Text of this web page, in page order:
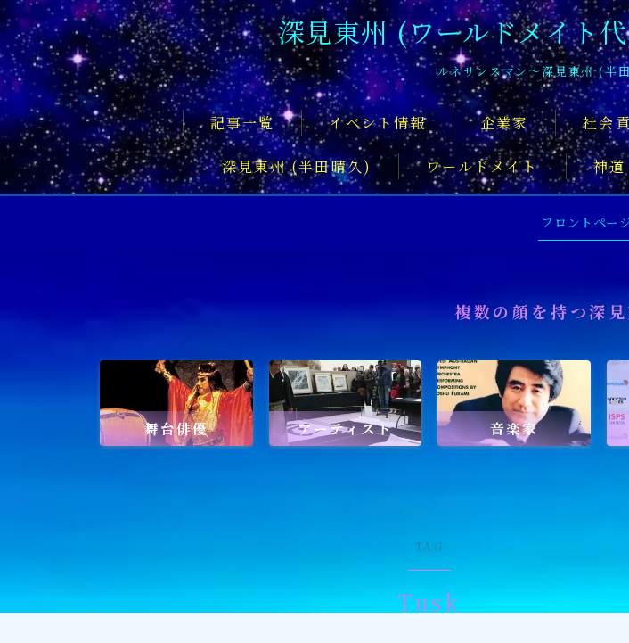
深見東州 (ワールドメイト
ルネサンスマン〜深見東州 (半
記事一覧 イベント情報 企業家 社会
深見東州 (半田晴久) ワールドメイト 神
フロントページ
文化・芸術活動
社会貢献 社会貢献
深見東州氏につい
舞台俳優 アーティスト
ワールドメイトを
ワールド
フロントペー
複数の顔を持つ深
舞台俳優 アーティスト 音楽家
TAG
Tusk